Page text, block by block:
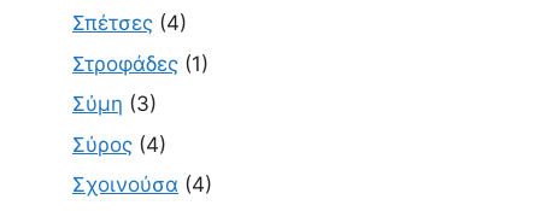
Σπέτσες (4)
Στροφάδες (1)
Σύμη (3)
Σύρος (4)
Σχοινούσα (4)